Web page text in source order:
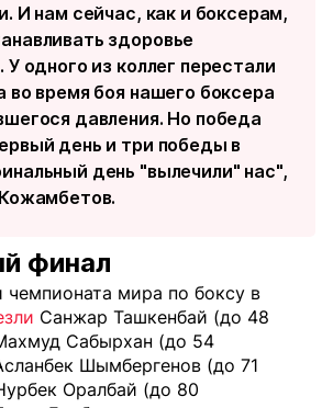
И нам сейчас, как и боксерам,
здоровье
У одного из коллег перестали
во время боя нашего боксера
давления. Но победа
день и три победы в
день "вылечили" нас",
финал
чемпионата мира по боксу в
Санжар Ташкенбай (до 48
Сабырхан (до 54
Шымбергенов (до 71
Оралбай (до 80